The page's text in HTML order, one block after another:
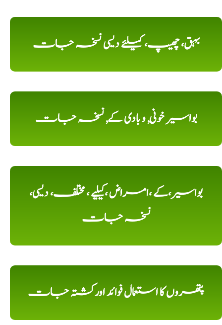
بہق، چھیپ، کیلئے دیسی نسخہ جات
بواسیر خونی, و بادی کے, نسخہ جات
بواسیر،کے ،امراض ،کیلیے ، مختلف، دیسی،
نسخہ جات
پتھروں کا استعمال فوائد اورکشتہ جات